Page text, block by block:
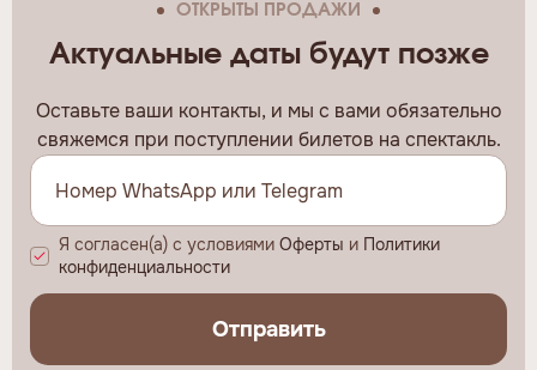
ОТКРЫТЫ ПРОДАЖИ
Актуальные даты будут позже
Оставьте ваши контакты, и мы c вами обязательно
свяжемся при поступлении билетов на спектакль.
Отправить
Я согласен(а) с условиями Оферты и Политики
конфиденциальности